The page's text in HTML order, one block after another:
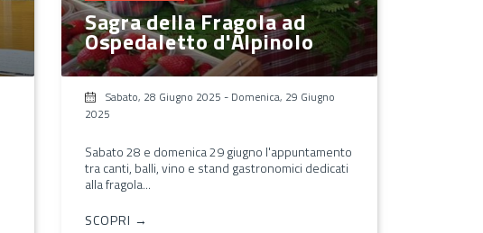
Sagra della Fragola ad
Ospedaletto d'Alpinolo
Sabato, 28 Giugno 2025 - Domenica, 29 Giugno
2025
Sabato 28 e domenica 29 giugno l'appuntamento
tra canti, balli, vino e stand gastronomici dedicati
alla fragola...
SCOPRI →